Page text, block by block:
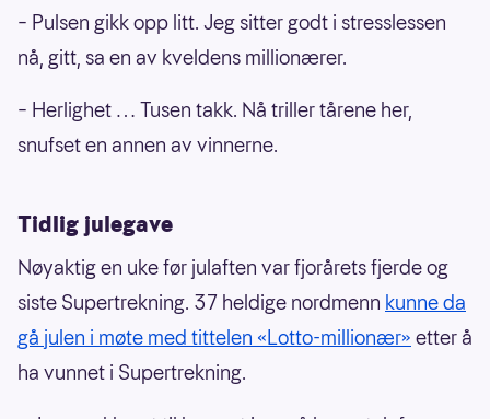
– Pulsen gikk opp litt. Jeg sitter godt i stresslessen
nå, gitt, sa en av kveldens millionærer.
– Herlighet … Tusen takk. Nå triller tårene her,
snufset en annen av vinnerne.
Tidlig julegave
Nøyaktig en uke før julaften var fjorårets fjerde og
siste Supertrekning. 37 heldige nordmenn kunne da
gå julen i møte med tittelen «Lotto-millionær» etter å
ha vunnet i Supertrekning.